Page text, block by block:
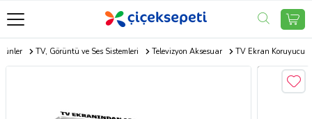
TV, Görüntü ve Ses Sistemleri Televizyon Aksesuar TV Ekran Koruyucu